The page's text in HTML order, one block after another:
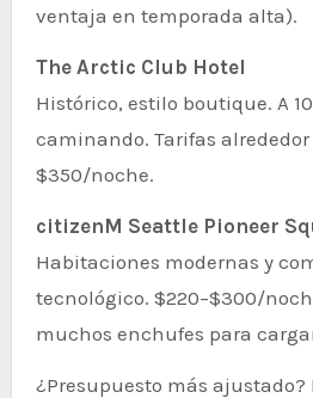
ventaja en temporada alta).
The Arctic Club Hotel
Histórico, estilo boutique. A
caminando. Tarifas alrededor
$350/noche.
citizenM Seattle Pioneer
Habitaciones modernas y
tecnológico. $220–$300/
muchos enchufes para
¿Presupuesto más